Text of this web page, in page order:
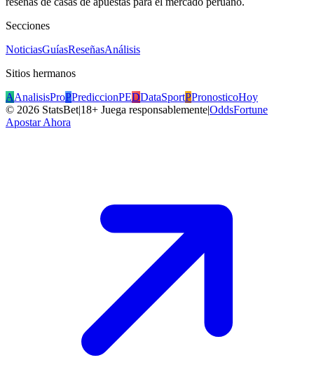
Secciones
NoticiasGuíasReseñasAnálisis
Sitios hermanos
AAnalisisProPPrediccionPEDDataSportPPronosticoHoy
© 2026 StatsBet|18+ Juega responsablemente|OddsFortune
Apostar Ahora